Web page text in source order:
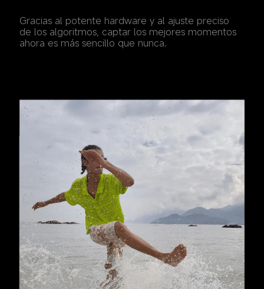
Gracias al potente hardware y al ajuste preciso
de los algoritmos, captar los mejores momentos
ahora es más sencillo que nunca.